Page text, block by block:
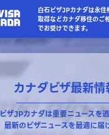
白石ビザJPカナダは永住
取得などカナダ移住のご
でお受けできます。
カナダビザ最新情
ビザJPカナダは重要ニュースを
最新のビザニュースを最適に届